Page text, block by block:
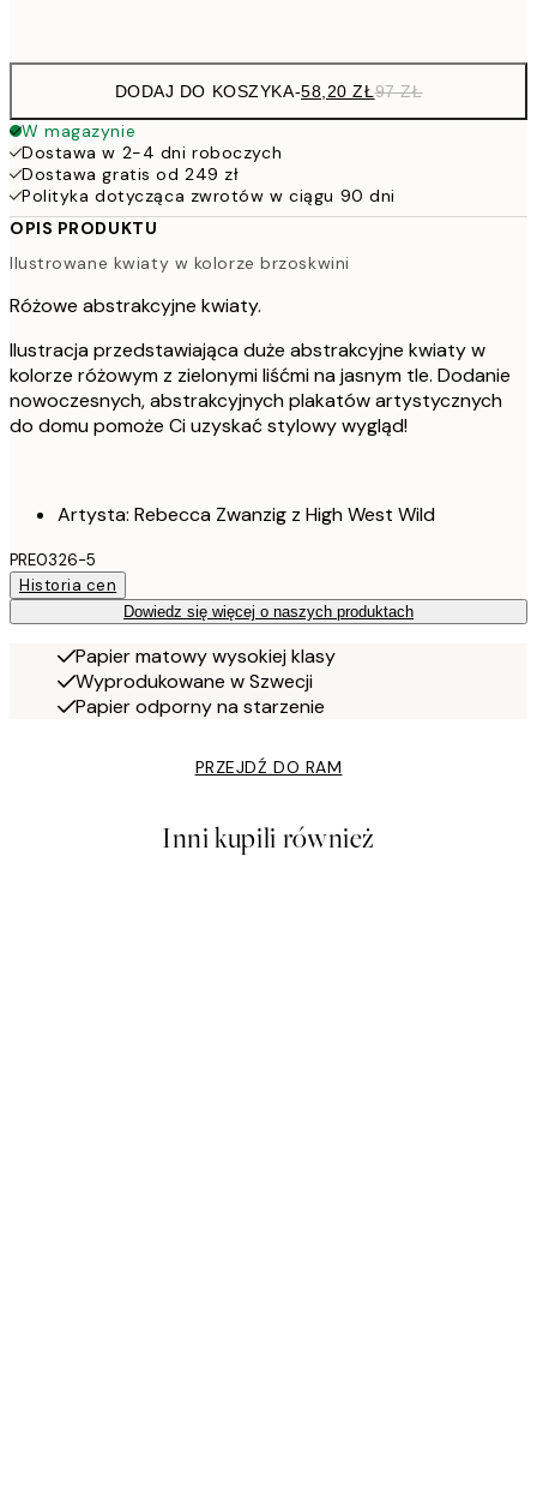
DODAJ DO KOSZYKA-58,20 ZŁ97 ZŁ
W magazynie
Dostawa w 2-4 dni roboczych
Dostawa gratis od 249 zł
Polityka dotycząca zwrotów w ciągu 90 dni
OPIS PRODUKTU
Ilustrowane kwiaty w kolorze brzoskwini
Różowe abstrakcyjne kwiaty.
Ilustracja przedstawiająca duże abstrakcyjne kwiaty w
kolorze różowym z zielonymi liśćmi na jasnym tle. Dodanie
nowoczesnych, abstrakcyjnych plakatów artystycznych
do domu pomoże Ci uzyskać stylowy wygląd!
Artysta: Rebecca Zwanzig z High West Wild
PRE0326-5
Historia cen
Dowiedz się więcej o naszych produktach
Papier matowy wysokiej klasy
Wyprodukowane w Szwecji
Papier odporny na starzenie
PRZEJDŹ DO RAM
Inni kupili również